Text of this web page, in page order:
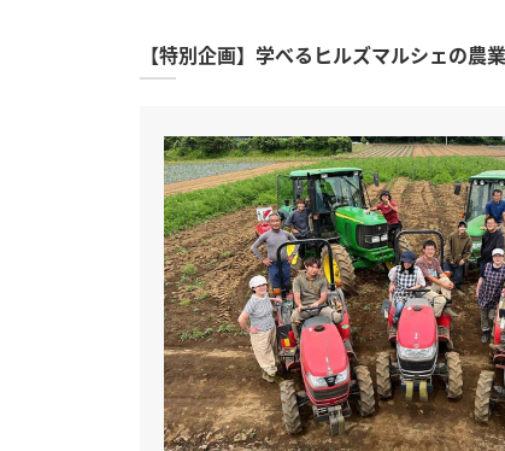
【特別企画】学べるヒルズマルシェの農